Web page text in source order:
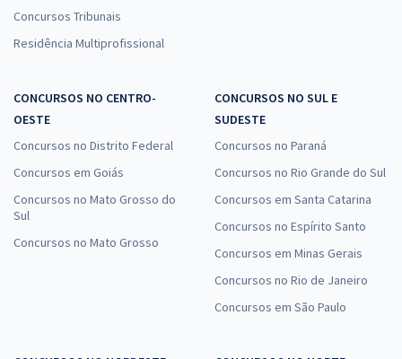
Concursos Tribunais
Residência Multiprofissional
CONCURSOS NO CENTRO-
OESTE
Concursos no Distrito Federal
Concursos em Goiás
Concursos no Mato Grosso do
Sul
Concursos no Mato Grosso
CONCURSOS NO SUL E
SUDESTE
Concursos no Paraná
Concursos no Rio Grande do Sul
Concursos em Santa Catarina
Concursos no Espírito Santo
Concursos em Minas Gerais
Concursos no Rio de Janeiro
Concursos em São Paulo